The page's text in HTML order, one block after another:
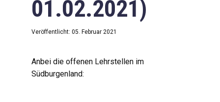
01.02.2021)
Veröffentlicht: 05. Februar 2021
Anbei die offenen Lehrstellen im
Südburgenland: